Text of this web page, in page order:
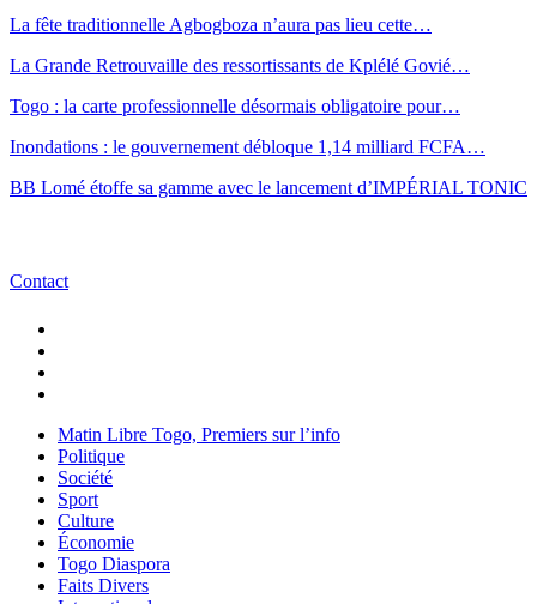
La fête traditionnelle Agbogboza n’aura pas lieu cette…
La Grande Retrouvaille des ressortissants de Kplélé Govié…
Togo : la carte professionnelle désormais obligatoire pour…
Inondations : le gouvernement débloque 1,14 milliard FCFA…
BB Lomé étoffe sa gamme avec le lancement d’IMPÉRIAL TONIC
Contact
Matin Libre Togo, Premiers sur l’info
Politique
Société
Sport
Culture
Économie
Togo Diaspora
Faits Divers